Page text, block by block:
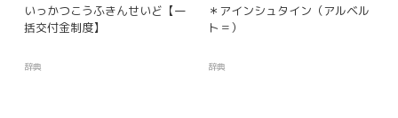
いっかつこうふきんせいど【一
括交付金制度】
辞典
＊アインシュタイン（アルベル
ト＝）
辞典